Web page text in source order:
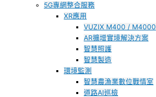
5G專網整合服務
XR應用
VUZIX M400 / M4000
AR擴增實境解決方案
智慧照護
智慧製造
環境監測
智慧農漁業數位戰情室
道路AI巡檢